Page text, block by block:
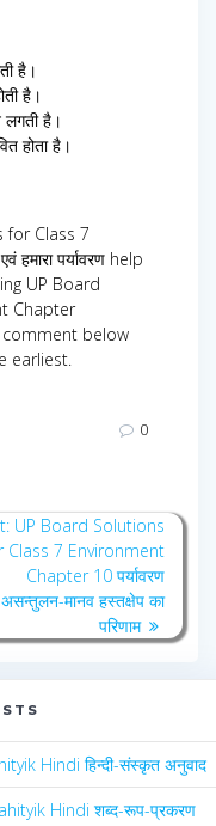
है।
है।
लगती है।
होता है।
for Class 7
पर्यावरण help
UP Board
Chapter
comment below
earliest.
0
Next
post:
UP Board Solutions
Class 7 Environment
Chapter 10 पर्यावरण
असन्तुलन-मानव हस्तक्षेप का
परिणाम
Hindi हिन्दी-संस्कृत अनुवाद
Hindi शब्द-रूप-प्रकरण